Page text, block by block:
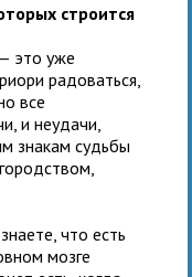
строится
это уже
радоваться,
все
и неудачи,
знакам судьбы
что есть
мозге